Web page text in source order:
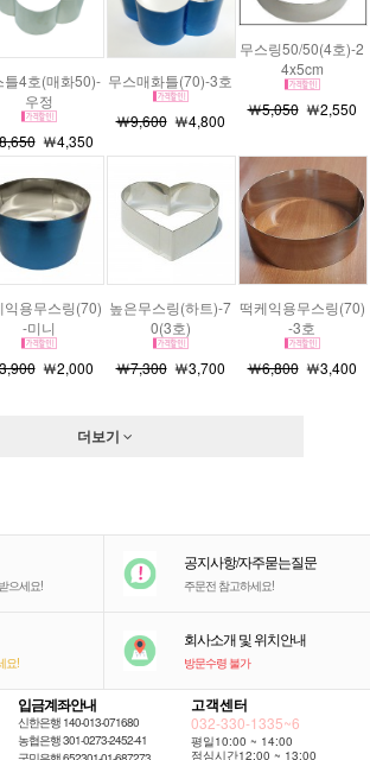
틀4호(매화50)-
우정
￦4,350
무스매화틀(70)-3호
￦9,600￦4,800
무스링50/50(4호)-2
4x5cm
￦5,050￦2,550
익용무스링(70)
-미니
￦2,000
높은무스링(하트)-7
0(3호)
￦7,300￦3,700
떡케익용무스링(70)
-3호
￦6,800￦3,400
더보기
으세요!
공지사항/자주묻는질문
주문전 참고하세요!
요!
회사소개 및 위치안내
방문수령 불가
입금계좌안내
신한은행 140-013-071680
농협은행 301-0273-2452-41
고객센터
032-330-1335~6
평일10:00 ~ 14:00
점심시간12:00 ~ 13:00